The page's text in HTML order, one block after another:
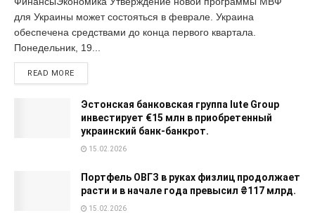
для Украины может состояться в феврале. Украина
обеспечена средствами до конца первого квартала.
Понедельник, 19...
READ MORE
Эстонская банковская группа Iute Group
инвестирует €15 млн в приобретенный
украинский банк-банкрот.
15.02.2026
Портфель ОВГЗ в руках физлиц продолжает
расти и в начале года превысил ₴117 млрд.
15.02.2026